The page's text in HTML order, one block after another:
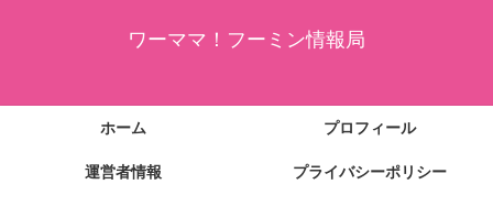
ワーママ！フーミン情報局
ホーム プロフィール
運営者情報 プライバシーポリシー